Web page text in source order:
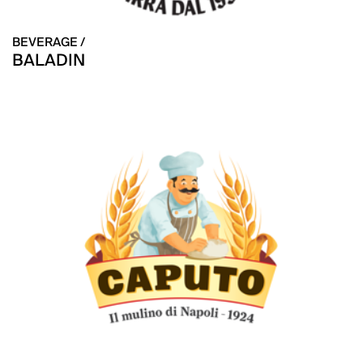
BEVERAGE /
BALADIN